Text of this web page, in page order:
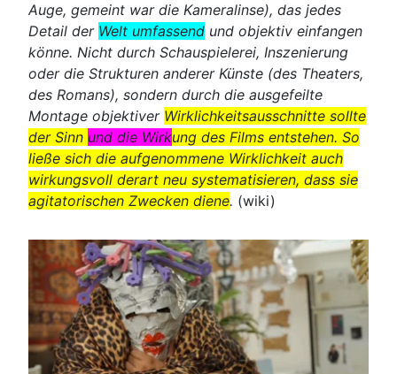
Auge, gemeint war die Kameralinse), das jedes
Detail der Welt umfassend und objektiv einfangen
könne. Nicht durch Schauspielerei, Inszenierung
oder die Strukturen anderer Künste (des Theaters,
des Romans), sondern durch die ausgefeilte
Montage objektiver Wirklichkeitsausschnitte sollte
der Sinn und die Wirkung des Films entstehen. So
ließe sich die aufgenommene Wirklichkeit auch
wirkungsvoll derart neu systematisieren, dass sie
agitatorischen Zwecken diene. (wiki)